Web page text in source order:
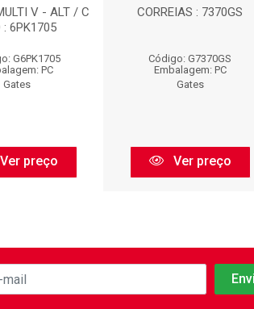
V - ALT / C
: 6PK1705
G6PK1705
PC
Gates
Ver preço
CORREIAS : 7370GS
Código: G7370GS
Embalagem: PC
Gates
Ver preço